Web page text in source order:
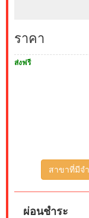
ราคา
ส่งฟรี
สาขาที่มีจ
ผ่อนชำระ